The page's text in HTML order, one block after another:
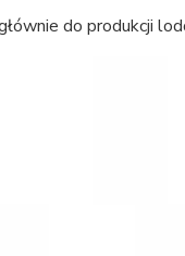
do produkcji